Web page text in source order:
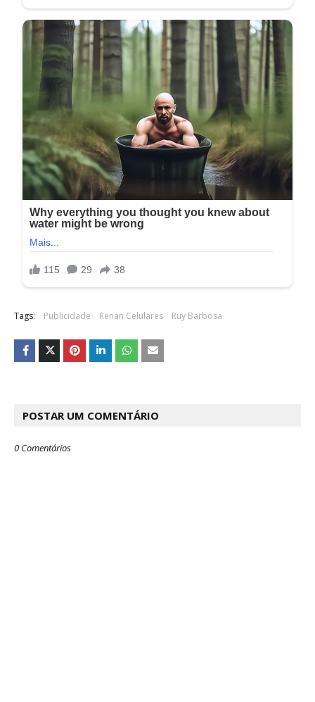
Tags: Publicidade Renan Celulares Ruy Barbosa
POSTAR UM COMENTÁRIO
0 Comentários